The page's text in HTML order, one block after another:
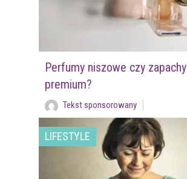
Perfumy niszowe czy zapachy
premium?
Tekst sponsorowany
LIFESTYLE